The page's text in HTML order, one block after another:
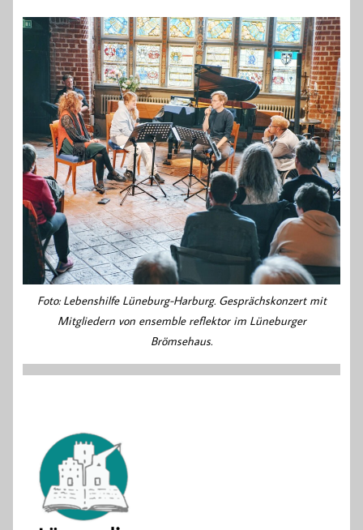
Foto: Lebenshilfe Lüneburg-Harburg. Gesprächskonzert mit
Mitgliedern von ensemble reflektor im Lüneburger
Brömsehaus.